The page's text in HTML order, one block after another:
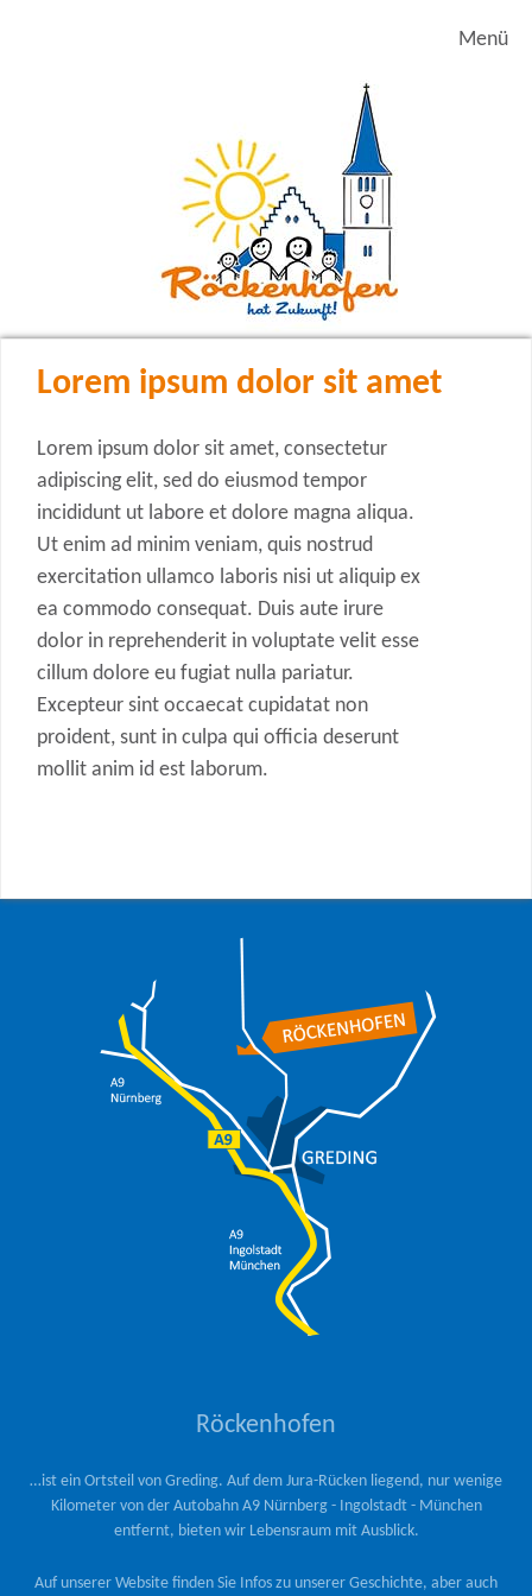
Menü
Lorem ipsum dolor sit amet
Lorem ipsum dolor sit amet, consectetur
adipiscing elit, sed do eiusmod tempor
incididunt ut labore et dolore magna aliqua.
Ut enim ad minim veniam, quis nostrud
exercitation ullamco laboris nisi ut aliquip ex
ea commodo consequat. Duis aute irure
dolor in reprehenderit in voluptate velit esse
cillum dolore eu fugiat nulla pariatur.
Excepteur sint occaecat cupidatat non
proident, sunt in culpa qui officia deserunt
mollit anim id est laborum.
Röckenhofen
…ist ein Ortsteil von Greding. Auf dem Jura-Rücken liegend, nur wenige
Kilometer von der Autobahn A9 Nürnberg - Ingolstadt - München
entfernt, bieten wir Lebensraum mit Ausblick.
Auf unserer Website finden Sie Infos zu unserer Geschichte, aber auch